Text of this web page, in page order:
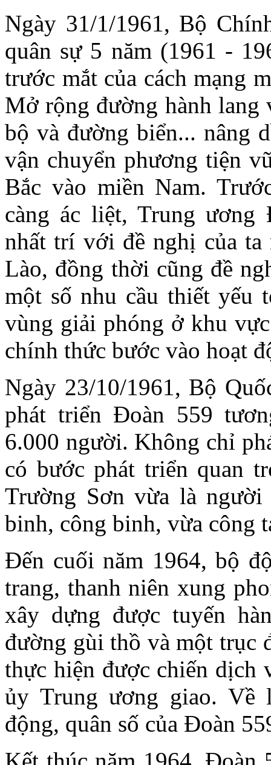
Ngày 31/1/1961, Bộ
quân sự 5 năm (1961 -
trước mắt của cách mạng
Mở rộng đường hành lang
bộ và đường biển... nâng
vận chuyển phương tiện
Bắc vào miền Nam.
càng ác liệt, Trung ương
nhất trí với đề nghị của
Lào, đồng thời cũng đề
một số nhu cầu thiết yếu
vùng giải phóng ở khu
chính thức bước vào hoạt
Ngày 23/10/1961, Bộ
phát triển Đoàn 559
6.000 người. Không chỉ
có bước phát triển quan
Trường Sơn vừa là
binh, công binh, vừa công
Đến cuối năm 1964, bộ
trang, thanh niên xung
xây dựng được tuyến
đường gùi thồ và một trục
thực hiện được chiến dịch
ủy Trung ương giao. Về
động, quân số của Đoàn